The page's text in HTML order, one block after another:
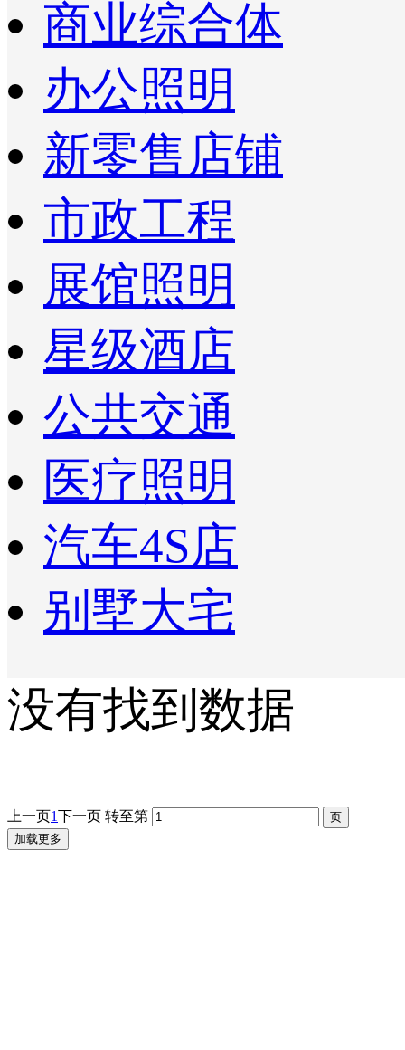
商业综合体
办公照明
新零售店铺
市政工程
展馆照明
星级酒店
公共交通
医疗照明
汽车4S店
别墅大宅
没有找到数据
上一页1下一页 转至第
加载更多